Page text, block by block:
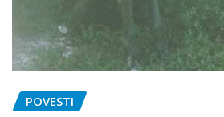
POVESTI